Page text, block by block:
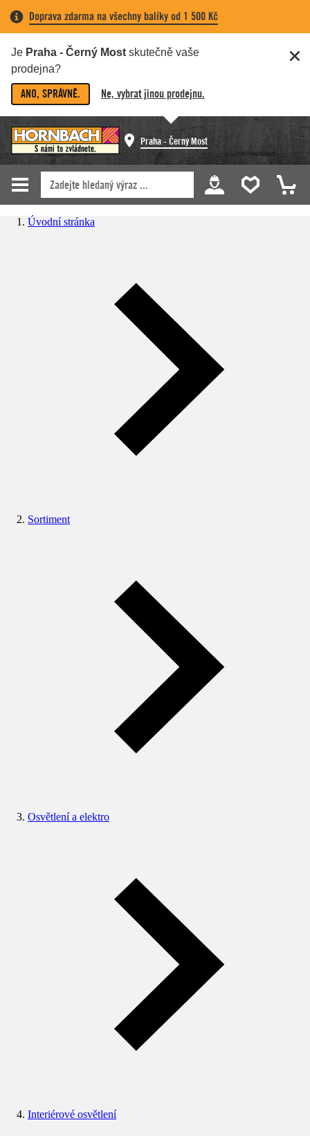
Doprava zdarma na všechny balíky od 1 500 Kč
Je Praha - Černý Most skutečně vaše
prodejna?
ANO, SPRÁVNĚ. Ne, vybrat jinou prodejnu.
Praha - Černý Most
Úvodní stránka
Sortiment
Osvětlení a elektro
Interiérové osvětlení